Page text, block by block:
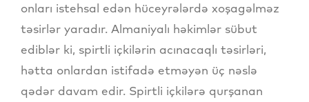
onları istehsal edən hüceyrələrdə xoşagəlməz
təsirlər yaradır. Almaniyalı həkimlər sübut
ediblər ki, spirtli içkilərin acınacaqlı təsirləri,
hətta onlardan istifadə etməyən üç nəslə
qədər davam edir. Spirtli içkilərə qurşanan